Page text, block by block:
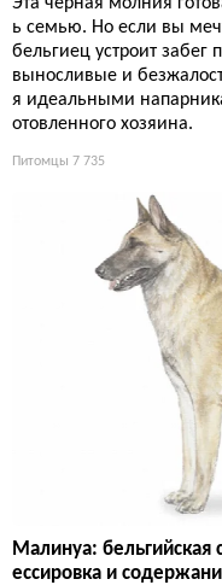
ь семью. Но если вы
бельгиец устроит
выносливые и
я идеальными
отовленного хозяина.
Питомцы 7 735
Малинуа:
ессировка и